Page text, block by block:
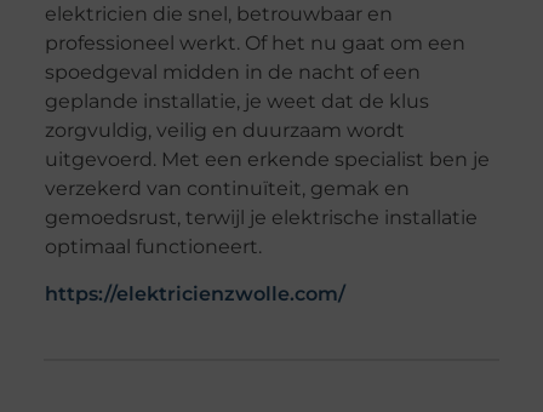
elektricien die snel, betrouwbaar en
professioneel werkt. Of het nu gaat om een
spoedgeval midden in de nacht of een
geplande installatie, je weet dat de klus
zorgvuldig, veilig en duurzaam wordt
uitgevoerd. Met een erkende specialist ben je
verzekerd van continuïteit, gemak en
gemoedsrust, terwijl je elektrische installatie
optimaal functioneert.
https://elektricienzwolle.com/